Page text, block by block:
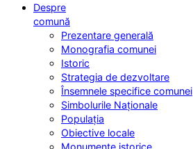
Despre
comună
Prezentare generală
Monografia comunei
Istoric
Strategia de dezvoltare
Însemnele specifice comunei
Simbolurile Naționale
Populația
Obiective locale
Monumente istorice